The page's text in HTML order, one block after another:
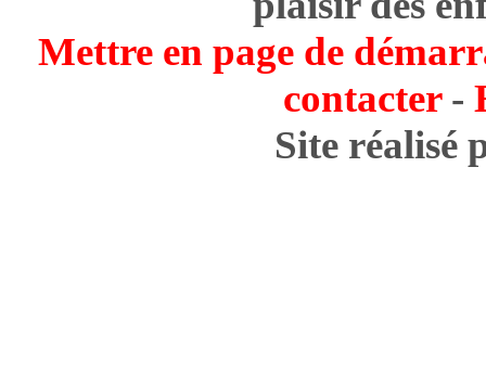
Mettre en page de
contacter-
Site réalisé